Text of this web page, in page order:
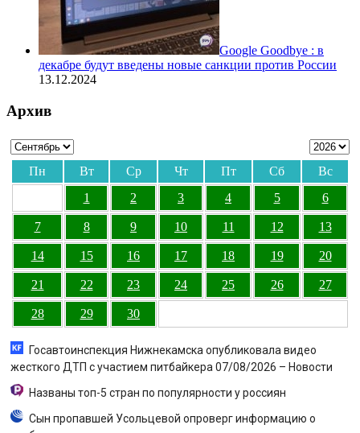
Google Goodbye : в
декабре будут введены новые санкции против России
13.12.2024
Архив
Пн Вт Ср Чт Пт Сб
Вс
1
2 3 4 5 6
7 8 9 10 11 12 13
14 15 16 17 18 19 20
21 22 23 24 25 26 27
28 29 30
Госавтоинспекция Нижнекамска опубликовала видео
жесткого ДТП с участием питбайкера 07/08/2026 – Новости
Названы топ-5 стран по популярности у россиян
Сын пропавшей Усольцевой опроверг информацию о